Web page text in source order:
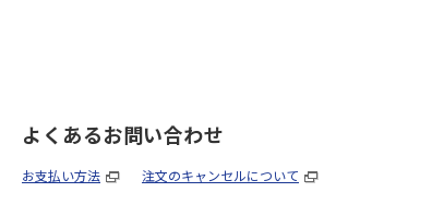
よくあるお問い合わせ
お支払い方法 注文のキャンセルについて